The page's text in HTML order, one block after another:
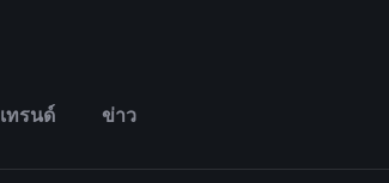
เทรนด์ ข่าว